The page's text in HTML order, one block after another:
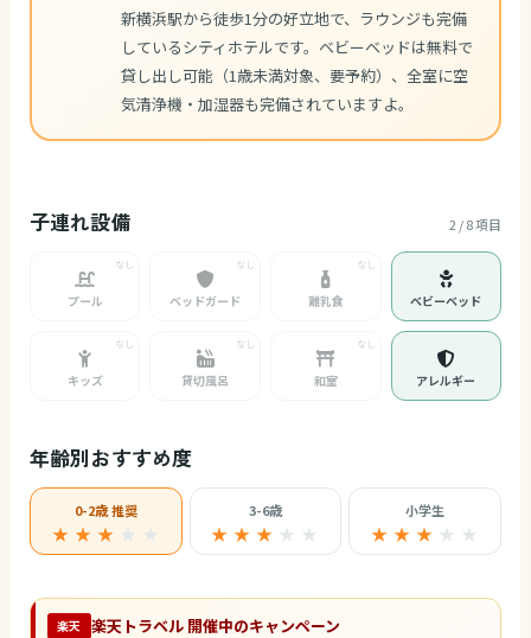
新横浜駅から徒歩1分の好立地で、ラウンジも完備
しているシティホテルです。ベビーベッドは無料で
貸し出し可能（1歳未満対象、要予約）、全室に空
気清浄機・加湿器も完備されていますよ。
子連れ設備 2 / 8 項目
プール ベッドガード 離乳食 ベビーベッド
キッズ 貸切風呂 和室 アレルギー
年齢別おすすめ度
0-2歳 推奨
★ ★ ★ ★ ★
3-6歳
★ ★ ★ ★ ★
小学生
★ ★ ★ ★ ★
楽天 楽天トラベル 開催中のキャンペーン